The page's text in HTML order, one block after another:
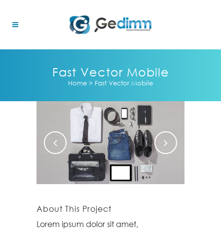
Fast Vector Mobile
Home > Fast Vector Mobile
About This Project
Lorem ipsum dolor sit amet,